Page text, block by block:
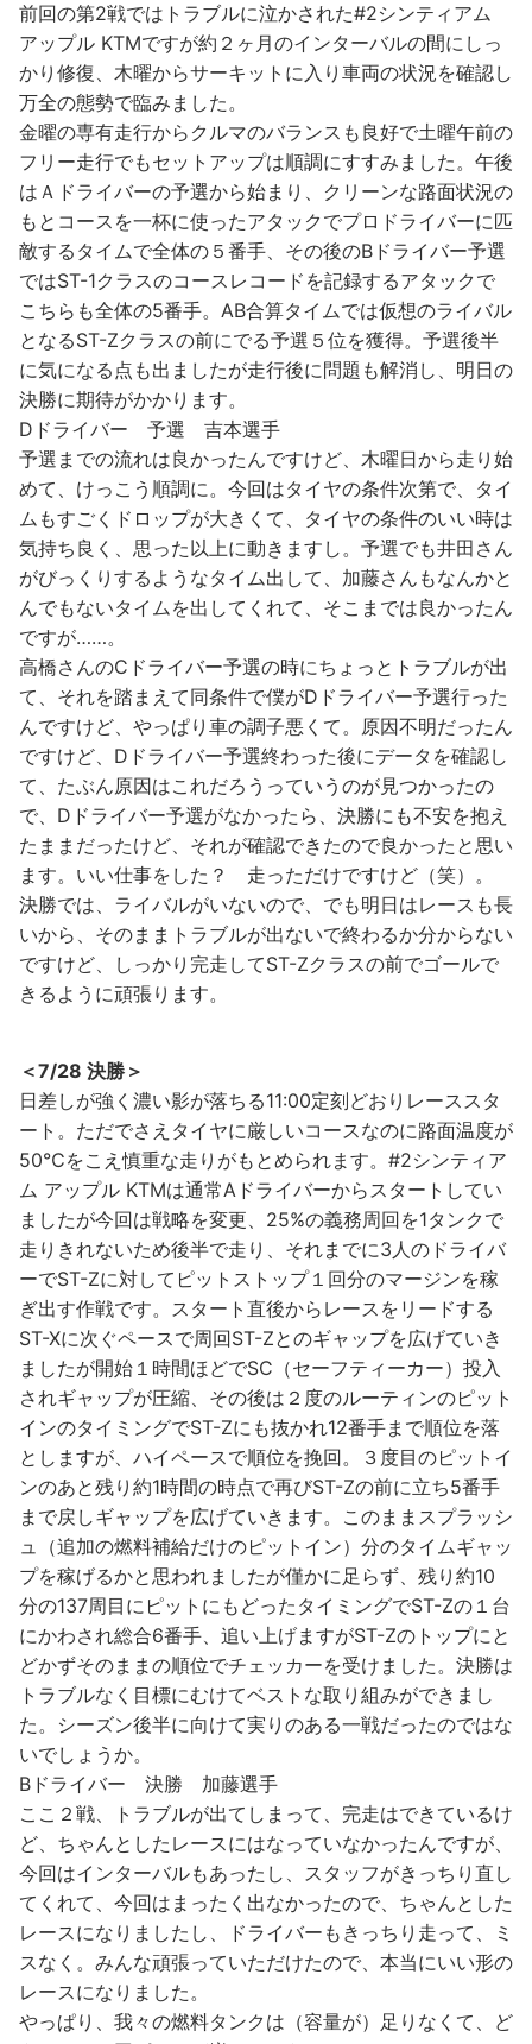
前回の第2戦ではトラブルに泣かされた#2シンティアム
アップル KTMですが約２ヶ月のインターバルの間にしっ
かり修復、木曜からサーキットに入り車両の状況を確認し
万全の態勢で臨みました。
金曜の専有走行からクルマのバランスも良好で土曜午前の
フリー走行でもセットアップは順調にすすみました。午後
はＡドライバーの予選から始まり、クリーンな路面状況の
もとコースを一杯に使ったアタックでプロドライバーに匹
敵するタイムで全体の５番手、その後のBドライバー予選
ではST-1クラスのコースレコードを記録するアタックで
こちらも全体の5番手。AB合算タイムでは仮想のライバル
となるST-Zクラスの前にでる予選５位を獲得。予選後半
に気になる点も出ましたが走行後に問題も解消し、明日の
決勝に期待がかかります。
Dドライバー 予選 吉本選手
予選までの流れは良かったんですけど、木曜日から走り始
めて、けっこう順調に。今回はタイヤの条件次第で、タイ
ムもすごくドロップが大きくて、タイヤの条件のいい時は
気持ち良く、思った以上に動きますし。予選でも井田さん
がびっくりするようなタイム出して、加藤さんもなんかと
んでもないタイムを出してくれて、そこまでは良かったん
ですが……。
高橋さんのCドライバー予選の時にちょっとトラブルが出
て、それを踏まえて同条件で僕がDドライバー予選行った
んですけど、やっぱり車の調子悪くて。原因不明だったん
ですけど、Dドライバー予選終わった後にデータを確認し
て、たぶん原因はこれだろうっていうのが見つかったの
で、Dドライバー予選がなかったら、決勝にも不安を抱え
たままだったけど、それが確認できたので良かったと思い
ます。いい仕事をした？ 走っただけですけど（笑）。
決勝では、ライバルがいないので、でも明日はレースも長
いから、そのままトラブルが出ないで終わるか分からない
ですけど、しっかり完走してST-Zクラスの前でゴールで
きるように頑張ります。
＜7/28 決勝＞
日差しが強く濃い影が落ちる11:00定刻どおりレーススタ
ート。ただでさえタイヤに厳しいコースなのに路面温度が
50℃をこえ慎重な走りがもとめられます。#2シンティア
ム アップル KTMは通常Aドライバーからスタートしてい
ましたが今回は戦略を変更、25%の義務周回を1タンクで
走りきれないため後半で走り、それまでに3人のドライバ
ーでST-Zに対してピットストップ１回分のマージンを稼
ぎ出す作戦です。スタート直後からレースをリードする
ST-Xに次ぐペースで周回ST-Zとのギャップを広げていき
ましたが開始１時間ほどでSC（セーフティーカー）投入
されギャップが圧縮、その後は２度のルーティンのピット
インのタイミングでST-Zにも抜かれ12番手まで順位を落
としますが、ハイペースで順位を挽回。３度目のピットイ
ンのあと残り約1時間の時点で再びST-Zの前に立ち5番手
まで戻しギャップを広げていきます。このままスプラッシ
ュ（追加の燃料補給だけのピットイン）分のタイムギャッ
プを稼げるかと思われましたが僅かに足らず、残り約10
分の137周目にピットにもどったタイミングでST-Zの１台
にかわされ総合6番手、追い上げますがST-Zのトップにと
どかずそのままの順位でチェッカーを受けました。決勝は
トラブルなく目標にむけてベストな取り組みができまし
た。シーズン後半に向けて実りのある一戦だったのではな
いでしょうか。
Bドライバー 決勝 加藤選手
ここ２戦、トラブルが出てしまって、完走はできているけ
ど、ちゃんとしたレースにはなっていなかったんですが、
今回はインターバルもあったし、スタッフがきっちり直し
てくれて、今回はまったく出なかったので、ちゃんとした
レースになりましたし、ドライバーもきっちり走って、ミ
スなく。みんな頑張っていただけたので、本当にいい形の
レースになりました。
やっぱり、我々の燃料タンクは（容量が）足りなくて、ど